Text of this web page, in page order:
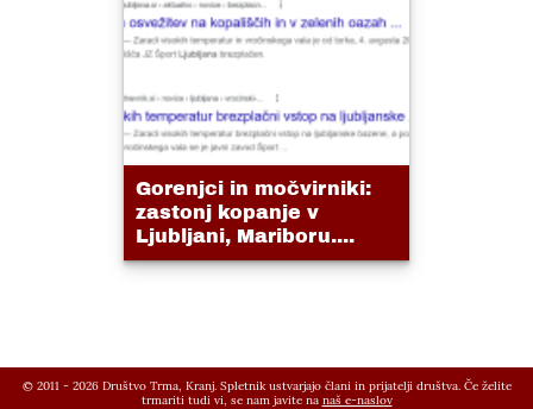
Gorenjci in močvirniki:
zastonj kopanje v
Ljubljani, Mariboru....
© 2011 - 2026 Društvo Trma, Kranj. Spletnik ustvarjajo člani in prijatelji društva. Če želite
trmariti tudi vi, se nam javite na naš e-naslov